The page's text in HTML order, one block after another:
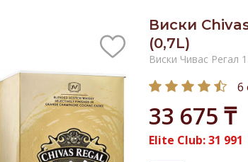
Виски
(0,7L)
Виски Чивас Регал
6
33 675 ₸
Elite Club:31 991